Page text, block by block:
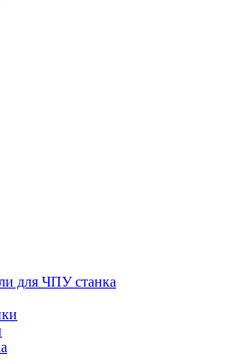
для ЧПУ станка